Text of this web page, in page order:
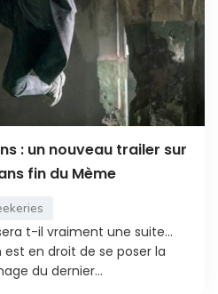
: un nouveau trailer sur
fin du Mème
t-il vraiment une suite…
en droit de se poser la
du dernier...